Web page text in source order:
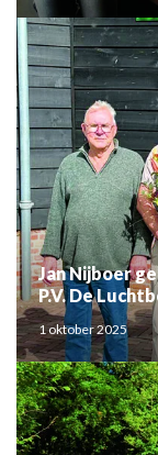
Jan Nijboer
P.V. De
1 oktober 2025